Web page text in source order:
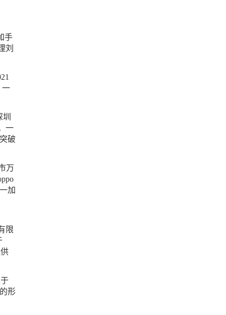
手
刘
一
一
破
万
加
限
形